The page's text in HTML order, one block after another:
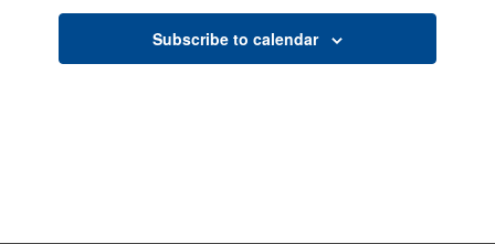
Subscribe to calendar